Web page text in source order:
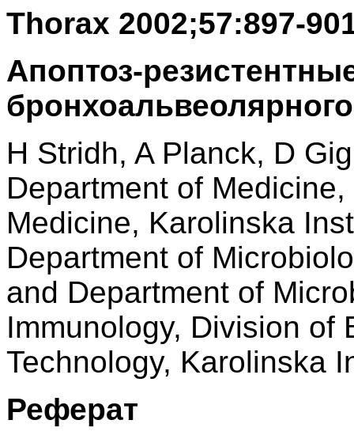
Thorax 2002;57:897-
Апоптоз-
H Stridh, A Planck, D
Department of
Medicine, Karolinska
Department of
and Department of
Immunology, Division of
Technology, Karolinska
Реферат